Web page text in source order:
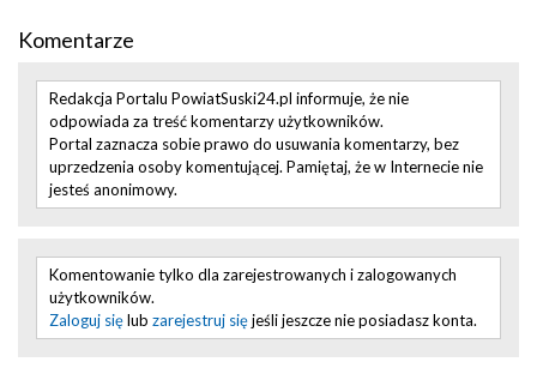
Komentarze
Redakcja Portalu PowiatSuski24.pl informuje, że nie
odpowiada za treść komentarzy użytkowników.
Portal zaznacza sobie prawo do usuwania komentarzy, bez
uprzedzenia osoby komentującej. Pamiętaj, że w Internecie nie
jesteś anonimowy.
Komentowanie tylko dla zarejestrowanych i zalogowanych
użytkowników.
Zaloguj sięlub zarejestruj sięjeśli jeszcze nie posiadasz konta.